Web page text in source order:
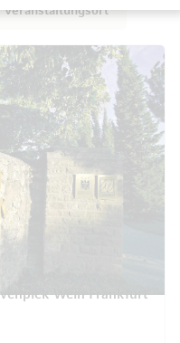
Veranstaltungsort
Wein Frankfurt